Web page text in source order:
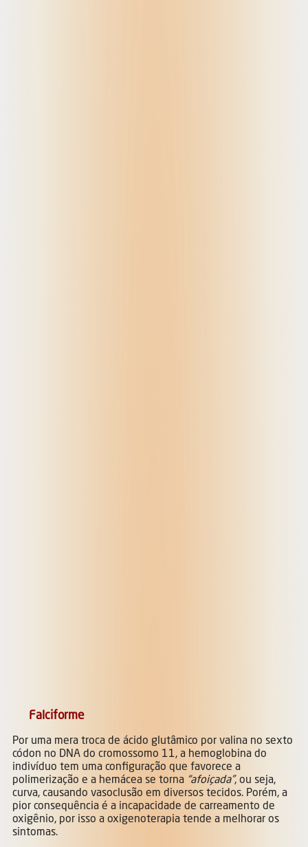
Falciforme
Por uma mera troca de ácido glutâmico por valina no sexto
códon no DNA do cromossomo 11, a hemoglobina do
indivíduo tem uma configuração que favorece a
polimerização e a hemácea se torna “afoiçada”, ou seja,
curva, causando vasoclusão em diversos tecidos. Porém, a
pior consequência é a incapacidade de carreamento de
oxigênio, por isso a oxigenoterapia tende a melhorar os
sintomas.